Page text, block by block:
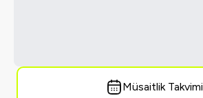
Müsaitlik Takvimi